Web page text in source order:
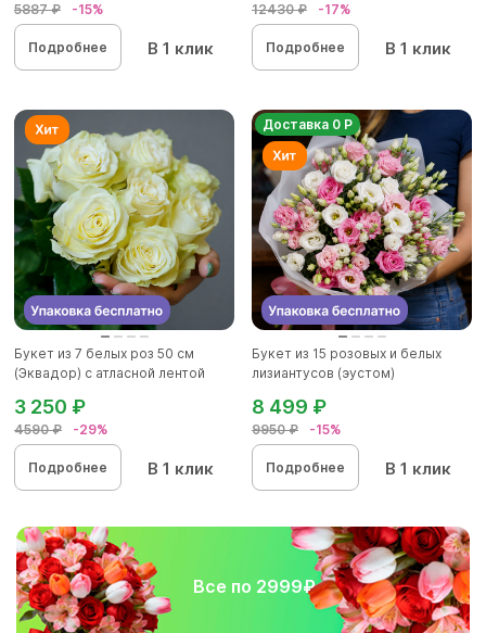
5887 ₽ -15%
Подробнее В 1 клик
12430 ₽ -17%
Подробнее В 1 клик
Букет из 7 белых роз 50 см
(Эквадор) с атласной лентой
4590 ₽ -29%
3 250 ₽
Подробнее В 1 клик
Доставка 0 Р
Букет из 15 розовых и белых
лизиантусов (эустом)
9950 ₽ -15%
8 499 ₽
Подробнее В 1 клик
Все по 2999₽